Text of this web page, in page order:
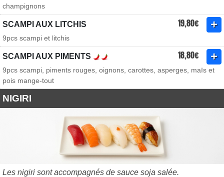
champignons
SCAMPI AUX LITCHIS 19,80€
9pcs scampi et litchis
SCAMPI AUX PIMENTS 18,80€
9pcs scampi, piments rouges, oignons, carottes, asperges, maïs et
pois mange-tout
NIGIRI
Les nigiri sont accompagnés de sauce soja salée.